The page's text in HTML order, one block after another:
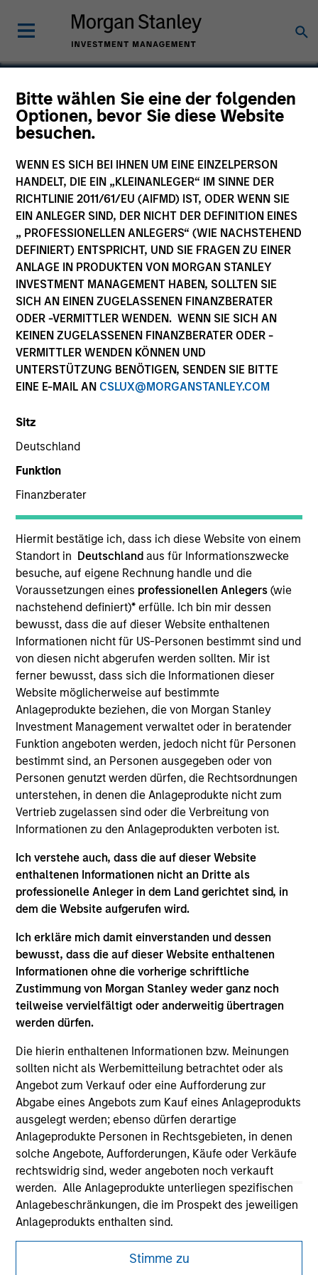
Bitte wählen Sie eine der folgenden
Optionen, bevor Sie diese Website
besuchen.
WENN ES SICH BEI IHNEN UM EINE EINZELPERSON
HANDELT, DIE EIN „KLEINANLEGER“ IM SINNE DER
RICHTLINIE 2011/61/EU (AIFMD) IST, ODER WENN SIE
EIN ANLEGER SIND, DER NICHT DER DEFINITION EINES
„ PROFESSIONELLEN ANLEGERS“ (WIE NACHSTEHEND
DEFINIERT) ENTSPRICHT, UND SIE FRAGEN ZU EINER
ANLAGE IN PRODUKTEN VON MORGAN STANLEY
INVESTMENT MANAGEMENT HABEN, SOLLTEN SIE
SICH AN EINEN ZUGELASSENEN FINANZBERATER
ODER -VERMITTLER WENDEN. WENN SIE SICH AN
KEINEN ZUGELASSENEN FINANZBERATER ODER -
VERMITTLER WENDEN KÖNNEN UND
UNTERSTÜTZUNG BENÖTIGEN, SENDEN SIE BITTE
EINE E-MAIL AN CSLUX@MORGANSTANLEY.COM
Sitz
Deutschland
Funktion
Finanzberater
Hiermit bestätige ich, dass ich diese Website von einem
Standort in Deutschland aus für Informationszwecke
besuche, auf eigene Rechnung handle und die
Voraussetzungen eines professionellen Anlegers(wie
nachstehend definiert)* erfülle. Ich bin mir dessen
bewusst, dass die auf dieser Website enthaltenen
Informationen nicht für US-Personen bestimmt sind und
von diesen nicht abgerufen werden sollten. Mir ist
ferner bewusst, dass sich die Informationen dieser
Website möglicherweise auf bestimmte
Anlageprodukte beziehen, die von Morgan Stanley
Investment Management verwaltet oder in beratender
Funktion angeboten werden, jedoch nicht für Personen
bestimmt sind, an Personen ausgegeben oder von
Personen genutzt werden dürfen, die Rechtsordnungen
unterstehen, in denen die Anlageprodukte nicht zum
Vertrieb zugelassen sind oder die Verbreitung von
Informationen zu den Anlageprodukten verboten ist.
Ich verstehe auch, dass die auf dieser Website
enthaltenen Informationen nicht an Dritte als
professionelle Anleger in dem Land gerichtet sind, in
dem die Website aufgerufen wird.
Ich erkläre mich damit einverstanden und dessen
bewusst, dass die auf dieser Website enthaltenen
Informationen ohne die vorherige schriftliche
Zustimmung von Morgan Stanley weder ganz noch
teilweise vervielfältigt oder anderweitig übertragen
werden dürfen.
Die hierin enthaltenen Informationen bzw. Meinungen
sollten nicht als Werbemitteilung betrachtet oder als
Angebot zum Verkauf oder eine Aufforderung zur
Abgabe eines Angebots zum Kauf eines Anlageprodukts
ausgelegt werden; ebenso dürfen derartige
Anlageprodukte Personen in Rechtsgebieten, in denen
solche Angebote, Aufforderungen, Käufe oder Verkäufe
rechtswidrig sind, weder angeboten noch verkauft
werden. Alle Anlageprodukte unterliegen spezifischen
Anlagebeschränkungen, die im Prospekt des jeweiligen
Anlageprodukts enthalten sind.
Mir ist ebenfalls bewusst, dass Morgan Stanley
Investment Management weder garantiert noch
Stimme zu
Children's Discovery
SECTOR
Consumer
COUNTRY
United States
Jun 1988
Transaction Type
Follow-On
Jan 1993
Manager of child care centers and pre-school programs.
View Site
Investment Team
Morgan Stanley Expansion Capital
As of July 25, 2025. The above is provided for informational
and educational purposes only. There is no guarantee that
the investment mentioned resulted in positive performance
(for realized holdings), or will perform well in the future (for
current holdings). The trademarks and service marks above
are the property of their respective owners. The information
on this website has not been authorized, sponsored, or
otherwise approved by such owners. By clicking on any
links shown here, you agree that you are navigating to a
only as a convenience and the inclusion of any hyperlink is
not and does not imply any endorsement, approval,
investigation, verification or monitoring by us of any
information contained in any hyperlinked site. In no event
shall we be responsible for the information contained on
Morgan Stanley
Morgan Stanley Careers
Dieses Dokument ist ein Marketingdokument.